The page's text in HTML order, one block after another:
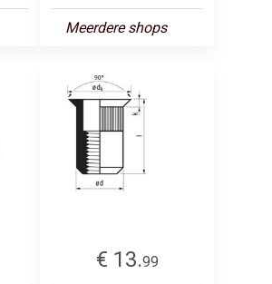
Meerdere shops
€ 13.99